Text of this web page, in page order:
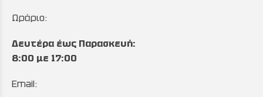
Ωράριο:
Δευτέρα έως Παρασκευή:
8:00 με 17:00
Email: